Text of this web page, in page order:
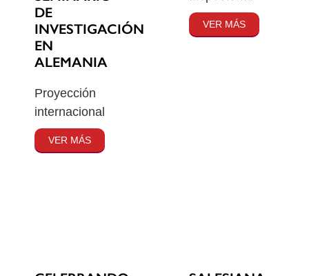
DE
INVESTIGACIÓN
EN
ALEMANIA
Proyección
internacional
VER MÁS
VER MÁS